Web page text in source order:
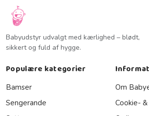
Babyudstyr udvalgt med kærlighed – blødt,
sikkert og fuld af hygge.
Populære kategorier
Bamser
Sengerande
Om
Cookie-